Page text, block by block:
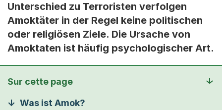
Unterschied zu Terroristen verfolgen
Amoktäter in der Regel keine politischen
oder religiösen Ziele. Die Ursache von
Amoktaten ist häufig psychologischer Art.
Sur cette page
Was ist Amok?